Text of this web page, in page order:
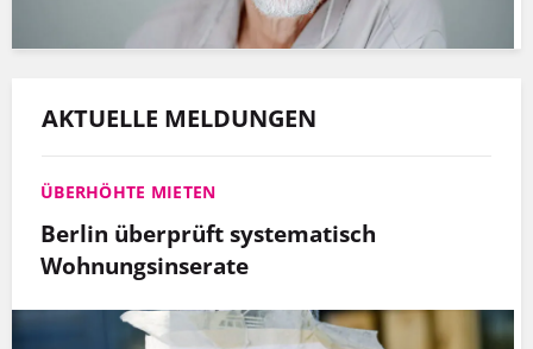
AKTUELLE MELDUNGEN
ÜBERHÖHTE MIETEN
Berlin überprüft systematisch
Wohnungsinserate